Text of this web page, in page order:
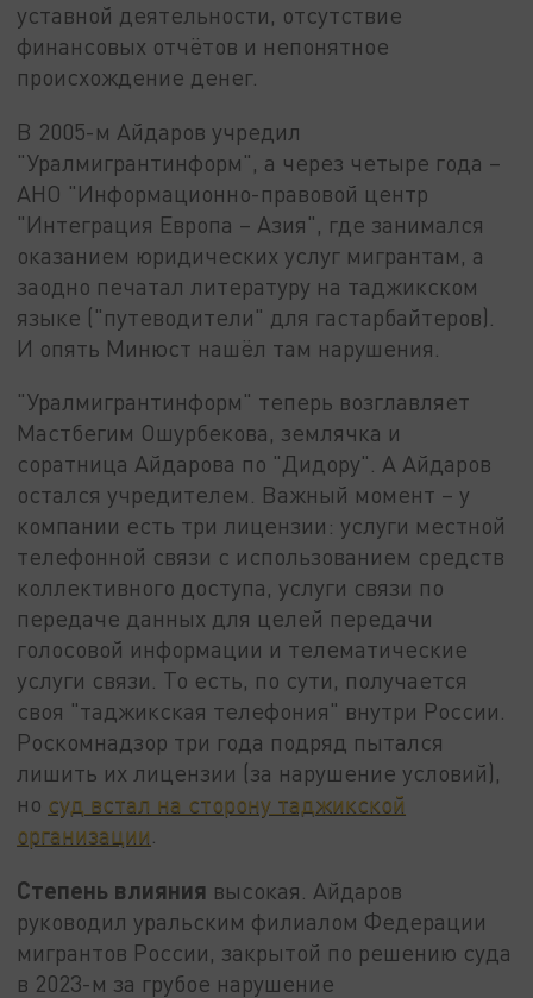
уставной деятельности, отсутствие
финансовых отчётов и непонятное
происхождение денег.
В 2005-м Айдаров учредил
"Уралмигрантинформ", а через четыре года –
АНО "Информационно-правовой центр
"Интеграция Европа – Азия", где занимался
оказанием юридических услуг мигрантам, а
заодно печатал литературу на таджикском
языке ("путеводители" для гастарбайтеров).
И опять Минюст нашёл там нарушения.
"Уралмигрантинформ" теперь возглавляет
Мастбегим Ошурбекова, землячка и
соратница Айдарова по "Дидору". А Айдаров
остался учредителем. Важный момент – у
компании есть три лицензии: услуги местной
телефонной связи с использованием средств
коллективного доступа, услуги связи по
передаче данных для целей передачи
голосовой информации и телематические
услуги связи. То есть, по сути, получается
своя "таджикская телефония" внутри России.
Роскомнадзор три года подряд пытался
лишить их лицензии (за нарушение условий),
но суд встал на сторону таджикской
организации
Степень влияния высокая. Айдаров
руководил уральским филиалом Федерации
мигрантов России, закрытой по решению суда
в 2023-м за грубое нарушение